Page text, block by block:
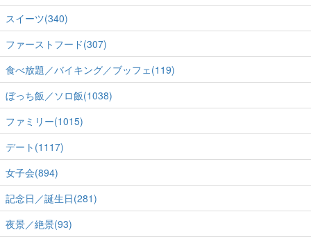
スイーツ(340)
ファーストフード(307)
食べ放題／バイキング／ブッフェ(119)
ぼっち飯／ソロ飯(1038)
ファミリー(1015)
デート(1117)
女子会(894)
記念日／誕生日(281)
夜景／絶景(93)